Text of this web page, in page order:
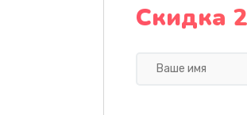
Ремонт блока
Прошивка
Скидка